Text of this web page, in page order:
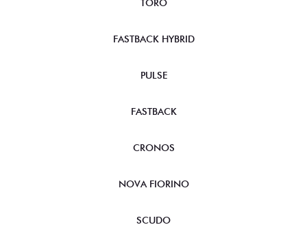
TORO
FASTBACK HYBRID
PULSE
FASTBACK
CRONOS
NOVA FIORINO
SCUDO